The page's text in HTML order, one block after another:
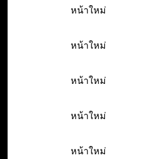
หน้าใหม่
หน้าใหม่
หน้าใหม่
หน้าใหม่
หน้าใหม่